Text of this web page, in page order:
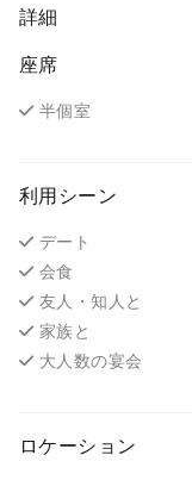
詳細
座席
半個室
利用シーン
デート
会食
友人・知人と
家族と
大人数の宴会
ロケーション